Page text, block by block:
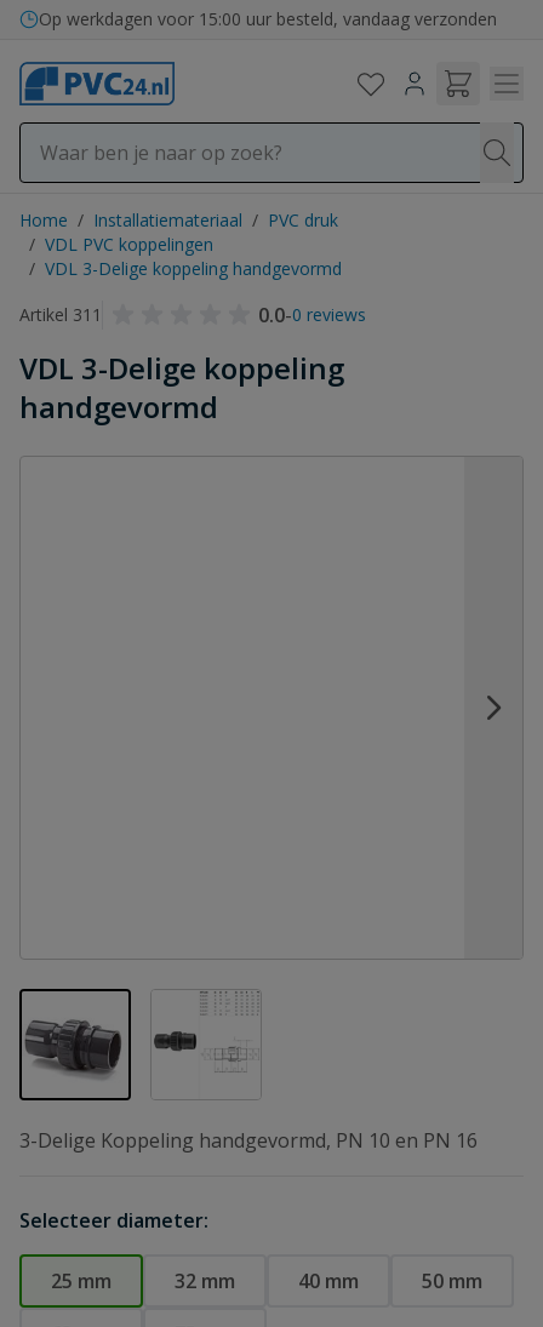
Ga naar de inhoud
Op werkdagen voor 15:00 uur besteld, vandaag verzonden
Home / Installatiemateriaal / PVC druk
/ VDL PVC koppelingen
/ VDL 3-Delige koppeling handgevormd
Artikel 311
0.0-0 reviews
VDL 3-Delige koppeling
handgevormd
View larger imageView larger image
3-Delige Koppeling handgevormd, PN 10 en PN 16
Selecteer diameter:
25 mm 32 mm 40 mm
50 mm